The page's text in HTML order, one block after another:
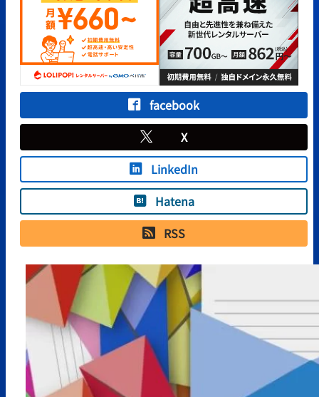
facebook
X
LinkedIn
Hatena
RSS